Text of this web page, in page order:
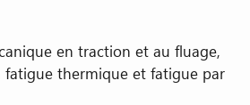
en traction et au fluage,
fatigue thermique et fatigue par